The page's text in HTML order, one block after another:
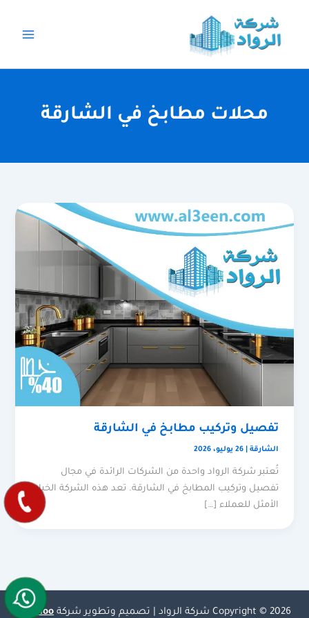
المحتوى
محلات مطابخ في الشارقة
تفصيل وتركيب مطابخ في الشارقة
الشارقة |26 يوليو، 2026
تُعتبر شركة الرواد واحدة من الشركات الرائدة في مجال
تفصيل وتركيب المطابخ في الشارقة. تعد هذه الشركة الخيار
الأمثل للعملاء […]
Copyright © 2026 شركة الرواد | تصميم وتطوير شركة Olymoo